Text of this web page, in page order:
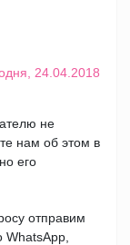
24.04.2018
не
нам об этом в
его
отправим
WhatsApp,